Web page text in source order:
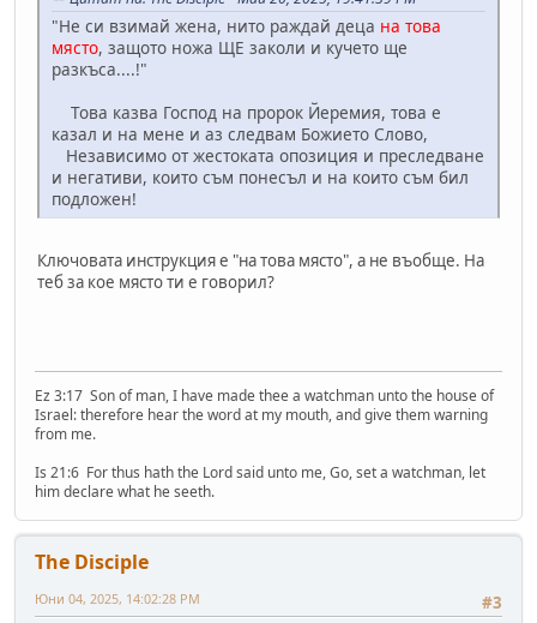
"Не си взимай жена, нито раждай деца на това
място, защото ножа ЩЕ заколи и кучето ще
разкъса....!"
Това казва Господ на пророк Йеремия, това е
казал и на мене и аз следвам Божието Слово,
Независимо от жестоката опозиция и преследване
и негативи, които съм понесъл и на които съм бил
подложен!
Ключовата инструкция е "на това място", а не въобще. На
теб за кое място ти е говорил?
Ez 3:17 Son of man, I have made thee a watchman unto the house of
Israel: therefore hear the word at my mouth, and give them warning
from me.
Is 21:6 For thus hath the Lord said unto me, Go, set a watchman, let
him declare what he seeth.
The Disciple
#3
Юни 04, 2025, 14:02:28 PM